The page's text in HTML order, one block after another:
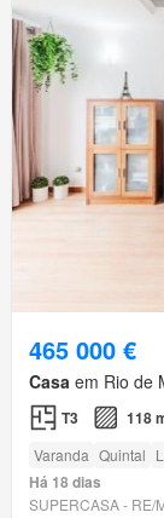
465 000 €
Casa em Rio de
T3 118
Varanda Quintal
Há 18 dias
SUPERCASA - RE/